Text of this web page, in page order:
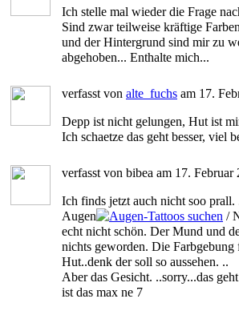
Ich stelle mal wieder die Frage
Sind zwar teilweise kräftige
und der Hintergrund sind mir zu
abgehoben... Enthalte mich...
verfasst von alte_fuchs am 17.
Depp ist nicht gelungen, Hut ist
Ich schaetze das geht besser, viel
verfasst von bibea am 17. Februar
Ich finds jetzt auch nicht soo prall.
Augen
/
echt nicht schön. Der Mund und
nichts geworden. Die
Hut..denk der soll so aussehen. ..
Aber das Gesicht. ..sorry...das
ist das max ne 7